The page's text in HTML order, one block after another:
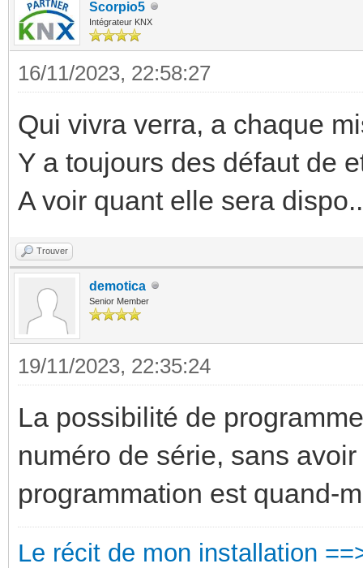
Scorpio5
Intégrateur KNX
16/11/2023, 22:58:27
Qui vivra verra, a chaque
Y a toujours des défaut de
A voir quant elle sera dispo..
Trouver
demotica
Senior Member
19/11/2023, 22:35:24
La possibilité de
numéro de série, sans
programmation est quand-
Le récit de mon installation